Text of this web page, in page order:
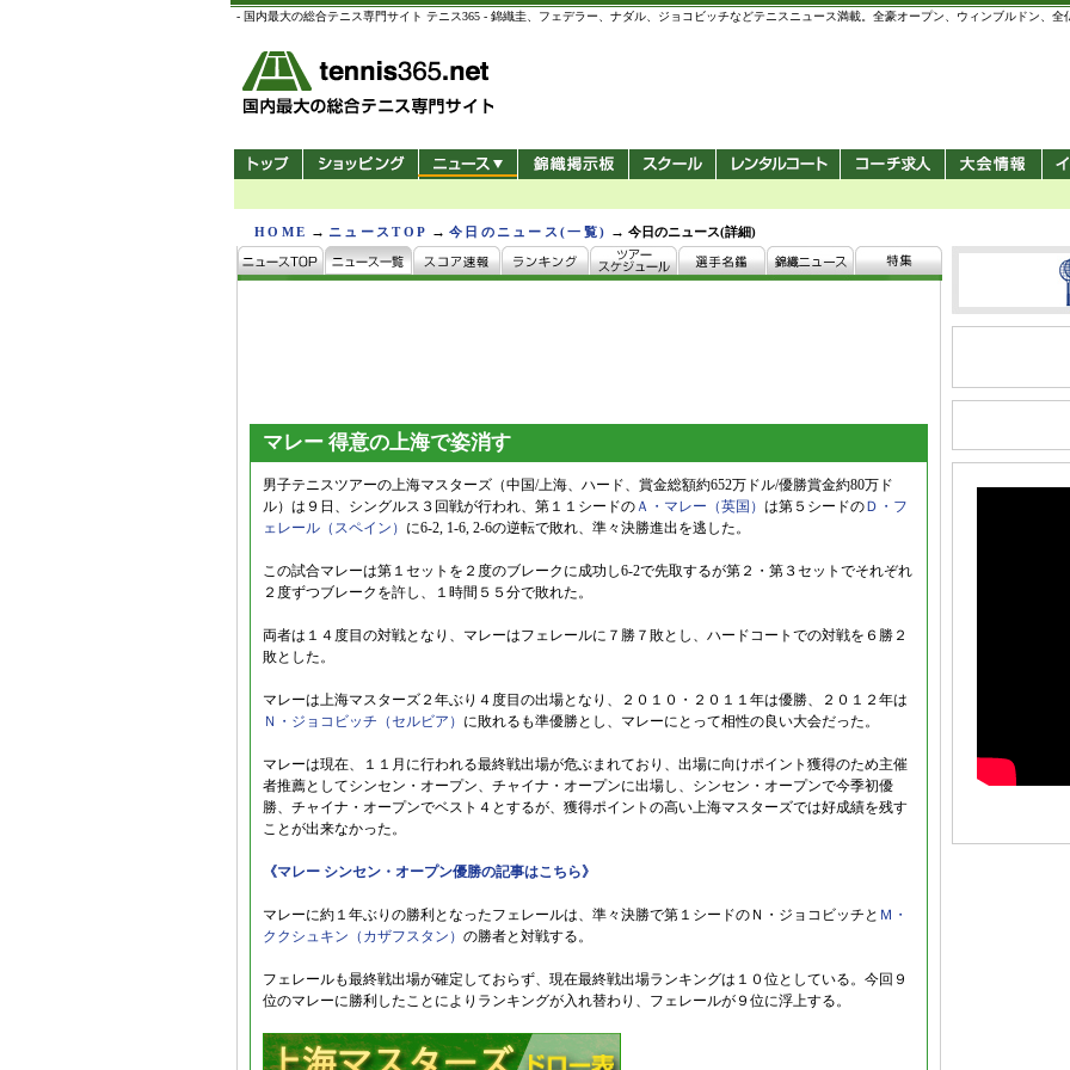
- 国内最大の総合テニス専門サイト テニス365 - 錦織圭、フェデラー、ナダル、ジョコビッチなどテニスニュース満載。全豪オープン、ウィンブルドン、全
HOME → ニュースTOP →今日のニュース(一覧) →今日のニュース(詳細)
マレー 得意の上海で姿消す
男子テニスツアーの上海マスターズ（中国/上海、ハード、賞金総額約652万ドル/優勝賞金約80万ド
ル）は９日、シングルス３回戦が行われ、第１１シードのＡ・マレー（英国） は第５シードのＤ・フ
ェレール（スペイン） に6-2, 1-6, 2-6の逆転で敗れ、準々決勝進出を逃した。
この試合マレーは第１セットを２度のブレークに成功し6-2で先取するが第２・第３セットでそれぞれ
２度ずつブレークを許し、１時間５５分で敗れた。
両者は１４度目の対戦となり、マレーはフェレールに７勝７敗とし、ハードコートでの対戦を６勝２
敗とした。
マレーは上海マスターズ２年ぶり４度目の出場となり、２０１０・２０１１年は優勝、２０１２年は
Ｎ・ジョコビッチ（セルビア） に敗れるも準優勝とし、マレーにとって相性の良い大会だった。
マレーは現在、１１月に行われる最終戦出場が危ぶまれており、出場に向けポイント獲得のため主催
者推薦としてシンセン・オープン、チャイナ・オープンに出場し、シンセン・オープンで今季初優
勝、チャイナ・オープンでベスト４とするが、獲得ポイントの高い上海マスターズでは好成績を残す
ことが出来なかった。
《マレー シンセン・オープン優勝の記事はこちら》
マレーに約１年ぶりの勝利となったフェレールは、準々決勝で第１シードのＮ・ジョコビッチと Ｍ・
ククシュキン（カザフスタン） の勝者と対戦する。
フェレールも最終戦出場が確定しておらず、現在最終戦出場ランキングは１０位としている。今回９
位のマレーに勝利したことによりランキングが入れ替わり、フェレールが９位に浮上する。